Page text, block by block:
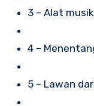
3 – Alat
4 –
5 – Lawan